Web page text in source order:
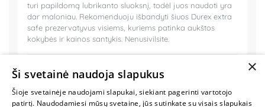
turi papildomą lubrikanto sluoksnį, todėl juos naudoti yra
dar maloniau. Rekomenduoju išbandyti šiuos Durex extra
safe prezervatyvus visiems, kuriems patinka aukštos
kokybės ir kainos santykis. Nenusivilsite.
MYLIMIAUSIA
×
Ši svetainė naudoja slapukus
Šioje svetainėje naudojami slapukai, siekiant pagerinti vartotojo
patirtį. Naudodamiesi mūsų svetaine, jūs sutinkate su visais slapukais